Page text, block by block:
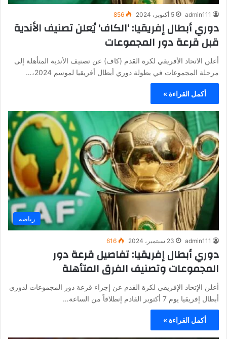
admin111 5 أكتوبر، 2024 856
دوري أبطال إفريقيا: ‘الكاف’ يُعلن تصنيف الأندية
قبل قرعة دور المجموعات
أعلن ​الاتحاد الأفريقي لكرة القدم (كاف)​ عن تصنيف الأندية المتأهلة إلى
مرحلة المجموعات في بطولة ​دوري أبطال أفريقيا​ لموسم 2024،…
أكمل القراءة »
رياضة
admin111 23 سبتمبر، 2024 616
دوري أبطال إفريقيا: تفاصيل قرعة دور
المجموعات وتصنيف الفرق المتأهلة
أعلن الإتحاد الإفريقي لكرة القدم عن إجراء قرعة دور المجموعات لدوري
أبطال إفريقيا يوم 7 أكتوبر القادم إنطلاقاً من الساعة…
أكمل القراءة »